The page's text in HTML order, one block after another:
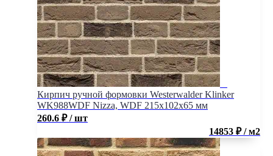
Кирпич ручной формовки Westerwalder Klinker
WK988WDF Nizza, WDF 215x102x65 мм
260.6 ₽ / шт
14853 ₽ / м2